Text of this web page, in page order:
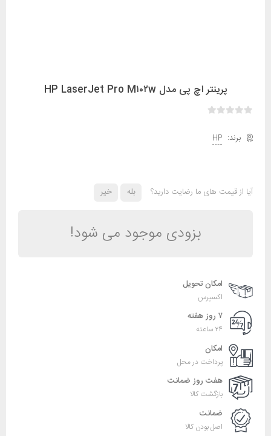
پرینتر اچ پی مدل HP LaserJet Pro M۱۰۲w
HP
آیا از قیمت های ما رضایت دارید؟ بله خیر
بزودی موجود می شود!
امکان تحویل
اکسپرس
۷ روز هفته
۲۴ ساعته
امکان
پرداخت در محل
هفت روز ضمانت
بازگشت کالا
ضمانت
اصل بودن کالا